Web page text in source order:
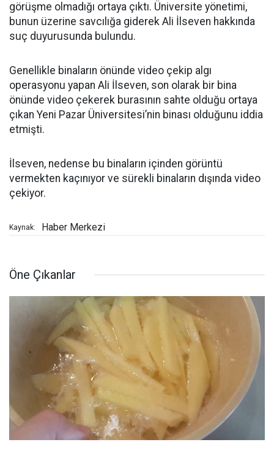
görüşme olmadığı ortaya çıktı. Üniversite yönetimi,
bunun üzerine savcılığa giderek Ali İlseven hakkında
suç duyurusunda bulundu.
Genellikle binaların önünde video çekip algı
operasyonu yapan Ali İlseven, son olarak bir bina
önünde video çekerek burasının sahte olduğu ortaya
çıkan Yeni Pazar Üniversitesi’nin binası olduğunu iddia
etmişti.
İlseven, nedense bu binaların içinden görüntü
vermekten kaçınıyor ve sürekli binaların dışında video
çekiyor.
Kaynak: Haber Merkezi
Öne Çıkanlar